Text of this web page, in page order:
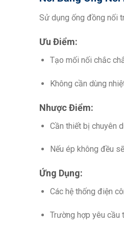
Sử dụng ống đồng nối
Ưu Điểm:
Tạo mối nối chắc
Không cần dùng
Nhược Điểm:
Cần thiết bị chuyên
Nếu ép không đều
Ứng Dụng:
Các hệ thống điện
Trường hợp yêu cầu